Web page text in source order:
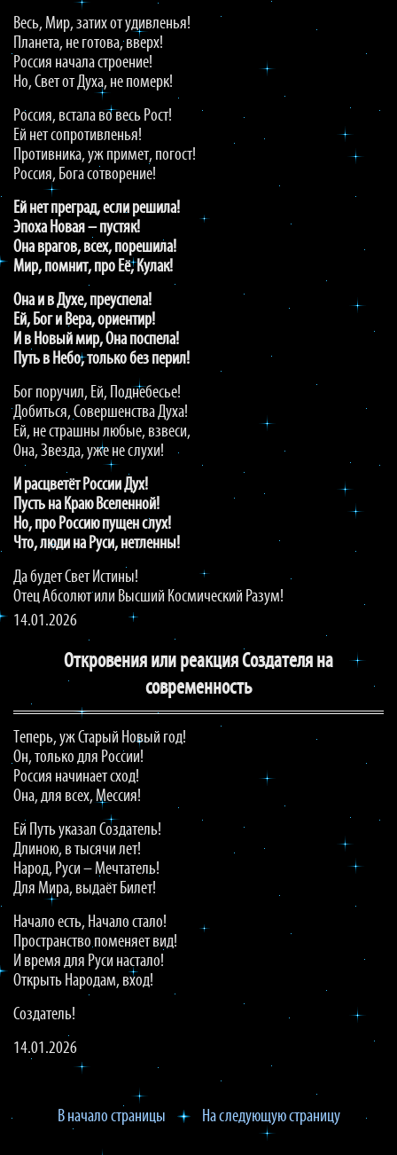
Весь, Мир, затих от удивленья!
Планета, не готова, вверх!
Россия начала строение!
Но, Свет от Духа, не померк!
Россия, встала во весь Рост!
Ей нет сопротивленья!
Противника, уж примет, погост!
Россия, Бога сотворение!
Ей нет преград, если решила!
Эпоха Новая – пустяк!
Она врагов, всех, порешила!
Мир, помнит, про Её, Кулак!
Она и в Духе, преуспела!
Ей, Бог и Вера, ориентир!
И в Новый мир, Она поспела!
Путь в Небо, только без перил!
Бог поручил, Ей, Поднебесье!
Добиться, Совершенства Духа!
Ей, не страшны любые, взвеси,
Она, Звезда, уже не слухи!
И расцветёт России Дух!
Пусть на Краю Вселенной!
Но, про Россию пущен слух!
Что, люди на Руси, нетленны!
Да будет Свет Истины!
Отец Абсолют или Высший Космический Разум!
14.01.2026
Откровения или реакция Создателя на
современность
Теперь, уж Старый Новый год!
Он, только для России!
Россия начинает сход!
Она, для всех, Мессия!
Ей Путь указал Создатель!
Длиною, в тысячи лет!
Народ, Руси – Мечтатель!
Для Мира, выдаёт Билет!
Начало есть, Начало стало!
Пространство поменяет вид!
И время для Руси настало!
Открыть Народам, вход!
Создатель!
14.01.2026
В начало страницы На следующую страницу